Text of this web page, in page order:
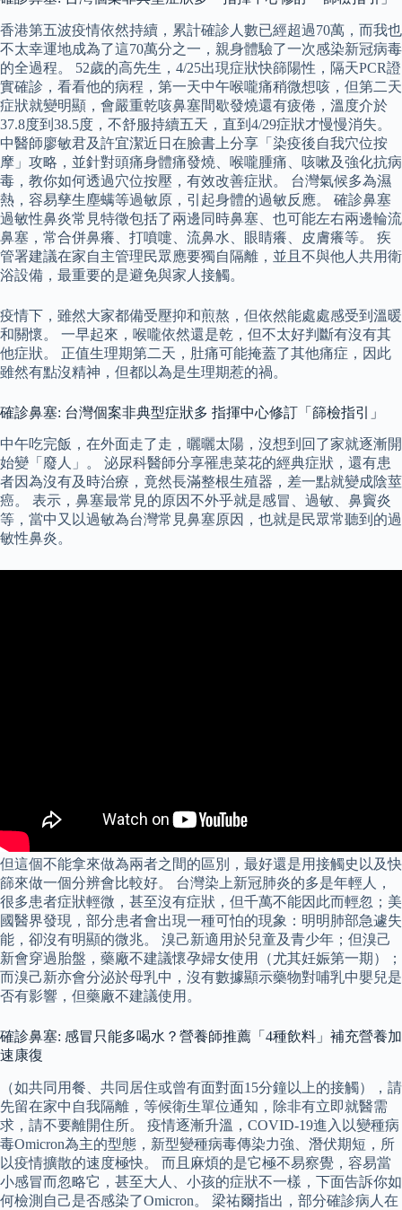
香港第五波疫情依然持續，累計確診人數已經超過70萬，而我也
不太幸運地成為了這70萬分之一，親身體驗了一次感染新冠病毒
的全過程。 52歲的高先生，4/25出現症狀快篩陽性，隔天PCR證
實確診，看看他的病程，第一天中午喉嚨痛稍微想咳，但第二天
症狀就變明顯，會嚴重乾咳鼻塞間歇發燒還有疲倦，溫度介於
37.8度到38.5度，不舒服持續五天，直到4/29症狀才慢慢消失。
中醫師廖敏君及許宜潔近日在臉書上分享「染疫後自我穴位按
摩」攻略，並針對頭痛身體痛發燒、喉嚨腫痛、咳嗽及強化抗病
毒，教你如何透過穴位按壓，有效改善症狀。 台灣氣候多為濕
熱，容易孳生塵螨等過敏原，引起身體的過敏反應。 確診鼻塞
過敏性鼻炎常見特徵包括了兩邊同時鼻塞、也可能左右兩邊輪流
鼻塞，常合併鼻癢、打噴嚏、流鼻水、眼睛癢、皮膚癢等。 疾
管署建議在家自主管理民眾應要獨自隔離，並且不與他人共用衛
浴設備，最重要的是避免與家人接觸。
疫情下，雖然大家都備受壓抑和煎熬，但依然能處處感受到溫暖
和關懷。 一早起來，喉嚨依然還是乾，但不太好判斷有沒有其
他症狀。 正值生理期第二天，肚痛可能掩蓋了其他痛症，因此
雖然有點沒精神，但都以為是生理期惹的禍。
確診鼻塞: 台灣個案非典型症狀多 指揮中心修訂「篩檢指引」
中午吃完飯，在外面走了走，曬曬太陽，沒想到回了家就逐漸開
始變「廢人」。 泌尿科醫師分享罹患菜花的經典症狀，還有患
者因為沒有及時治療，竟然長滿整根生殖器，差一點就變成陰莖
癌。 表示，鼻塞最常見的原因不外乎就是感冒、過敏、鼻竇炎
等，當中又以過敏為台灣常見鼻塞原因，也就是民眾常聽到的過
敏性鼻炎。
但這個不能拿來做為兩者之間的區別，最好還是用接觸史以及快
篩來做一個分辨會比較好。 台灣染上新冠肺炎的多是年輕人，
很多患者症狀輕微，甚至沒有症狀，但千萬不能因此而輕忽；美
國醫界發現，部分患者會出現一種可怕的現象：明明肺部急遽失
能，卻沒有明顯的微兆。 溴己新適用於兒童及青少年；但溴己
新會穿過胎盤，藥廠不建議懷孕婦女使用（尤其妊娠第一期）；
而溴己新亦會分泌於母乳中，沒有數據顯示藥物對哺乳中嬰兒是
否有影響，但藥廠不建議使用。
確診鼻塞: 感冒只能多喝水？營養師推薦「4種飲料」補充營養加
速康復
（如共同用餐、共同居住或曾有面對面15分鐘以上的接觸），請
先留在家中自我隔離，等候衛生單位通知，除非有立即就醫需
求，請不要離開住所。 疫情逐漸升溫，COVID-19進入以變種病
毒Omicron為主的型態，新型變種病毒傳染力強、潛伏期短，所
以疫情擴散的速度極快。 而且麻煩的是它極不易察覺，容易當
小感冒而忽略它，甚至大人、小孩的症狀不一樣，下面告訴你如
何檢測自己是否感染了Omicron。 梁祐爾指出，部分確診病人在